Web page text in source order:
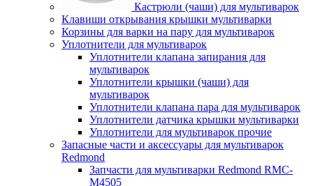
Кастрюли (чаши) для мультиварок
Клавиши открывания крышки мультиварки
Корзины для варки на пару для мультиварок
Уплотнители для мультиварок
Уплотнители клапана запирания для
мультиварок
Уплотнители крышки (чаши) для
мультиварок
Уплотнители клапана пара для мультиварок
Уплотнители датчика крышки мультиварки
Уплотнители для мультиварок прочие
Запасные части и аксессуары для мультиварок
Redmond
Запчасти для мультиварки Redmond RMC-
M4505